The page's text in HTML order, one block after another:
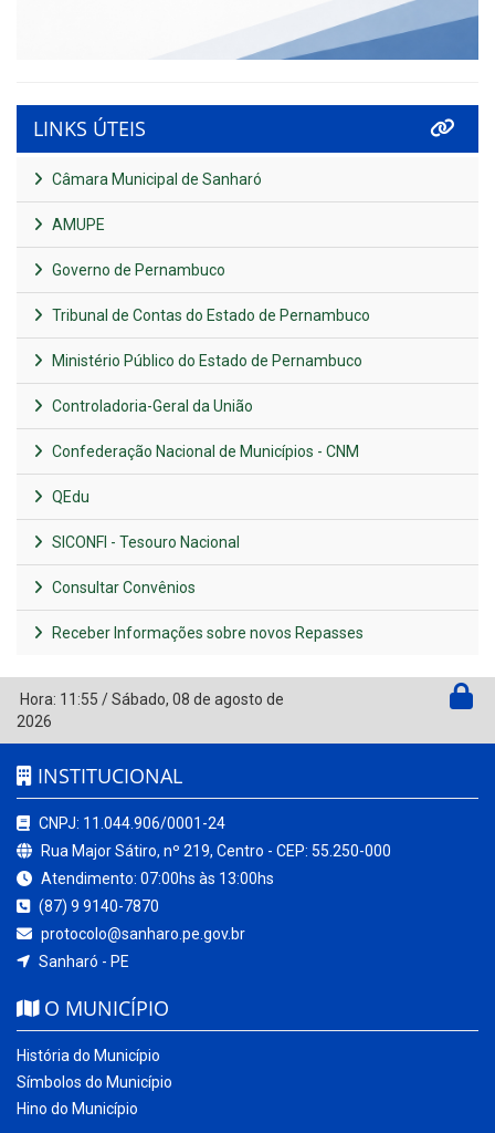
LINKS ÚTEIS
Câmara Municipal de Sanharó
AMUPE
Governo de Pernambuco
Tribunal de Contas do Estado de Pernambuco
Ministério Público do Estado de Pernambuco
Controladoria-Geral da União
Confederação Nacional de Municípios - CNM
QEdu
SICONFI - Tesouro Nacional
Consultar Convênios
Receber Informações sobre novos Repasses
Hora: 11:55 /Sábado, 08 de agosto de
2026
INSTITUCIONAL
CNPJ: 11.044.906/0001-24
Rua Major Sátiro, nº 219, Centro - CEP: 55.250-000
Atendimento: 07:00hs às 13:00hs
(87) 9 9140-7870
protocolo@sanharo.pe.gov.br
Sanharó - PE
O MUNICÍPIO
História do Município
Símbolos do Município
Hino do Município